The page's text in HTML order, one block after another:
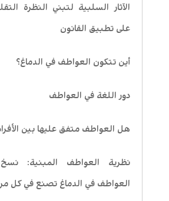
الآثار السلبية لتبني النظرة
على تطبيق القانون
أين تتكون العواطف في الدماغ؟
دور اللغة في العواطف
هل العواطف متفق عليها بين
نظرية العواطف المبنية:
العواطف في الدماغ تصنع في كل